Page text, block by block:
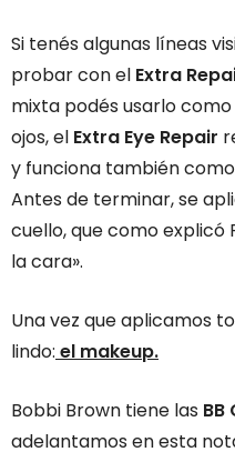
Si tenés algunas líneas
probar con el Extra
mixta podés usarlo
ojos, el Extra Eye Repair
y funciona también
Antes de terminar, se
cuello, que como explicó
la cara».
Una vez que aplicamos
lindo: el makeup.
Bobbi Brown tiene las BB
adelantamos en esta